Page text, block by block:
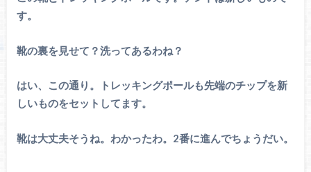
す。
靴の裏を見せて？洗ってあるわね？
はい、この通り。トレッキングポールも先端のチップを新
しいものをセットしてます。
靴は大丈夫そうね。わかったわ。2番に進んでちょうだい。